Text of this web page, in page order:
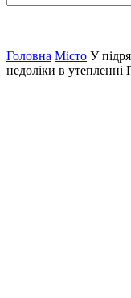
Головна Місто У
недоліки в утепленні